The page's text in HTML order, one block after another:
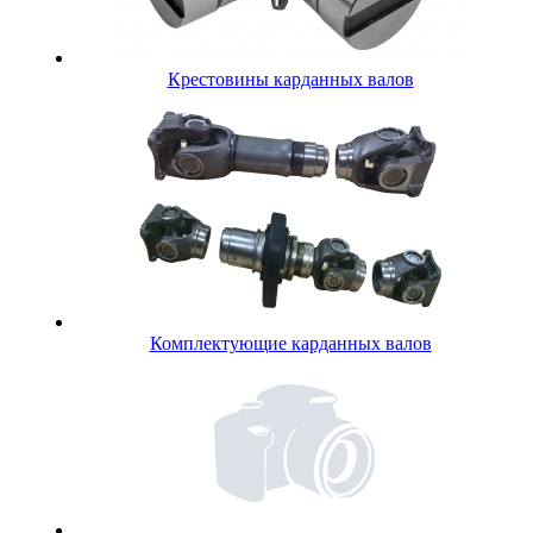
Крестовины карданных валов
Комплектующие карданных валов